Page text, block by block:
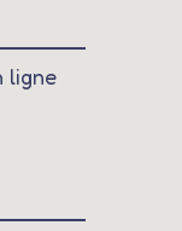
ligne